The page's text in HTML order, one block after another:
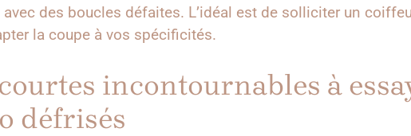
des boucles défaites. L’idéal est de solliciter un
la coupe à vos spécificités.
incontournables à
défrisés